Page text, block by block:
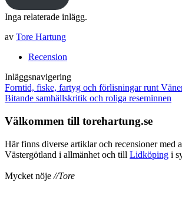
Inga relaterade inlägg.
av Tore Hartung
Recension
Inläggsnavigering
Forntid, fiske, fartyg och förlisningar runt
Bitande samhällskritik och roliga reseminnen
Välkommen till torehartung.se
Här finns diverse artiklar och recensioner med
Västergötland i allmänhet och till Lidköping i
Mycket nöje //Tore